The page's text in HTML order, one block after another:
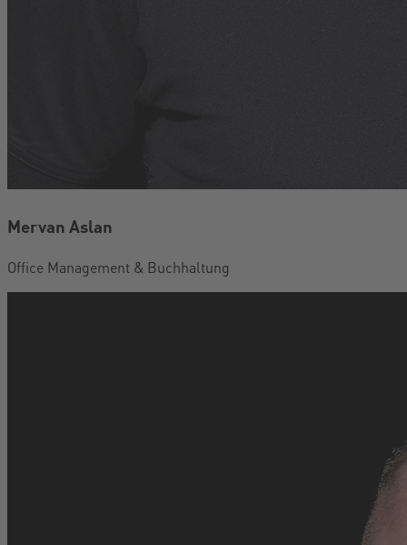
Mervan Aslan
Office Management & Buchhaltung